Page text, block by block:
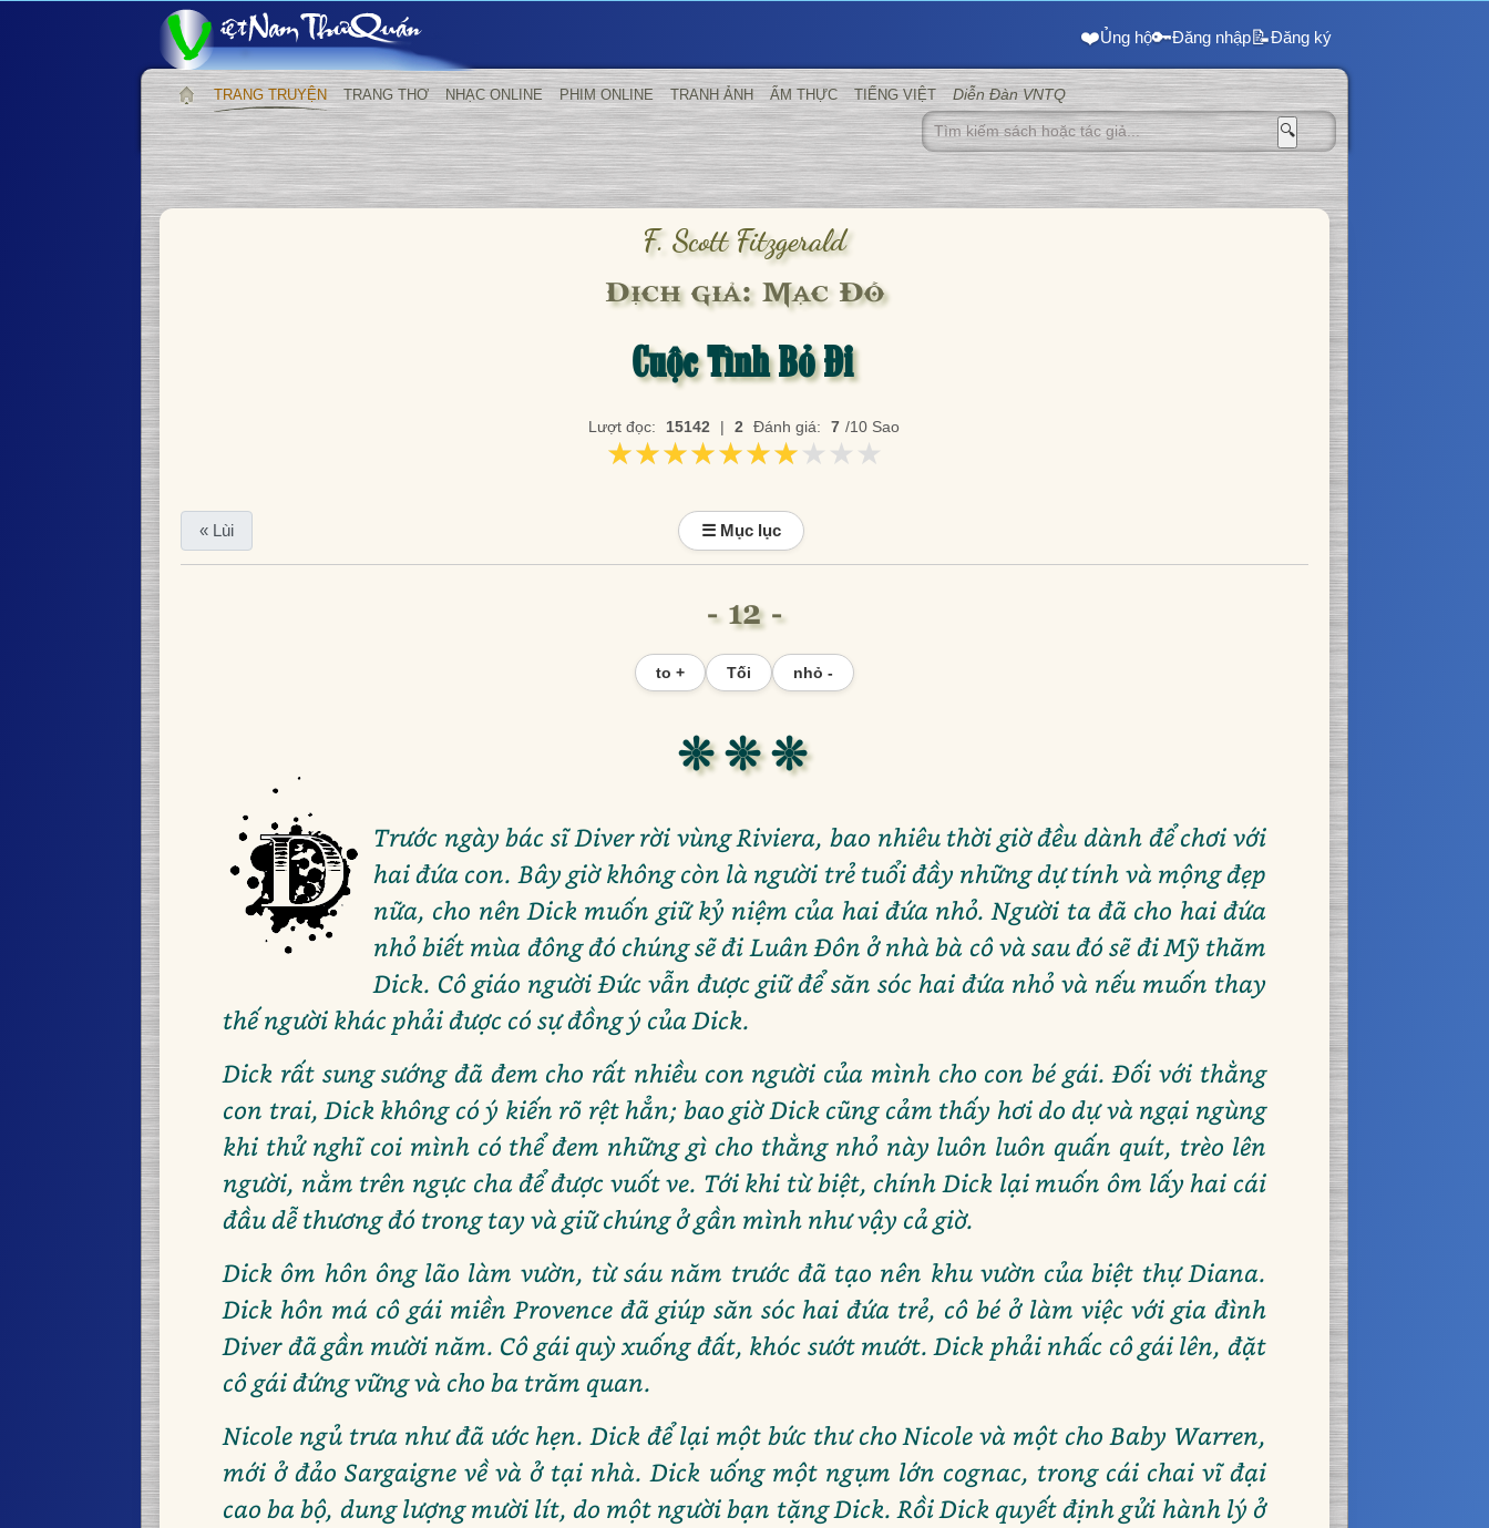
❤️Ủng hộ🔑Đăng nhập📝Đăng ký
TRANG TRUYỆN TRANG THƠ NHẠC ONLINE PHIM ONLINE TRANH ẢNH ẨM THỰC TIẾNG VIỆT Diễn Đàn VNTQ
🔍
F. Scott Fitzgerald
Dịch giả: Mạc Đỗ
Cuộc Tình Bỏ Đi
Lượt đọc: 15142 | 2 Đánh giá: 7 /10 Sao
★★★★★★★★★★
★★★★★★★★★★
« Lùi ☰ Mục lục
- 12 -
to + Tối nhỏ -
❊ ❊ ❊
Trước ngày bác sĩ Diver rời vùng Riviera, bao nhiêu thời giờ đều dành để chơi với
hai đứa con. Bây giờ không còn là người trẻ tuổi đầy những dự tính và mộng đẹp
nữa, cho nên Dick muốn giữ kỷ niệm của hai đứa nhỏ. Người ta đã cho hai đứa
nhỏ biết mùa đông đó chúng sẽ đi Luân Đôn ở nhà bà cô và sau đó sẽ đi Mỹ thăm
Dick. Cô giáo người Đức vẫn được giữ để săn sóc hai đứa nhỏ và nếu muốn thay
thế người khác phải được có sự đồng ý của Dick.
Dick rất sung sướng đã đem cho rất nhiều con người của mình cho con bé gái. Đối với thằng
con trai, Dick không có ý kiến rõ rệt hẳn; bao giờ Dick cũng cảm thấy hơi do dự và ngại ngùng
khi thử nghĩ coi mình có thể đem những gì cho thằng nhỏ này luôn luôn quấn quít, trèo lên
người, nằm trên ngực cha để được vuốt ve. Tới khi từ biệt, chính Dick lại muốn ôm lấy hai cái
đầu dễ thương đó trong tay và giữ chúng ở gần mình như vậy cả giờ.
Dick ôm hôn ông lão làm vườn, từ sáu năm trước đã tạo nên khu vườn của biệt thự Diana.
Dick hôn má cô gái miền Provence đã giúp săn sóc hai đứa trẻ, cô bé ở làm việc với gia đình
Diver đã gần mười năm. Cô gái quỳ xuống đất, khóc sướt mướt. Dick phải nhấc cô gái lên, đặt
cô gái đứng vững và cho ba trăm quan.
Nicole ngủ trưa như đã ước hẹn. Dick để lại một bức thư cho Nicole và một cho Baby Warren,
mới ở đảo Sargaigne về và ở tại nhà. Dick uống một ngụm lớn cognac, trong cái chai vĩ đại
cao ba bộ, dung lượng mười lít, do một người bạn tặng Dick. Rồi Dick quyết định gửi hành lý ở